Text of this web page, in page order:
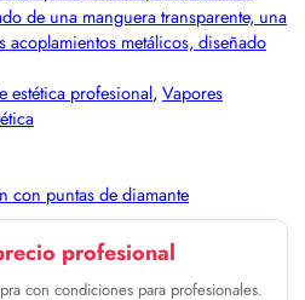
estética profesional, Vapores
con puntas de diamante
profesional
con condiciones para profesionales.